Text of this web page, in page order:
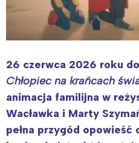
26 czerwca 2026 roku
Chłopiec na krańcach
animacja familijna w
Wacławka i Marty
pełna przygód